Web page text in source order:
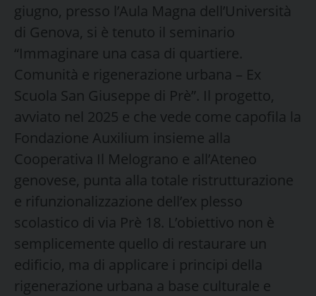
giugno, presso l’Aula Magna dell’Università
di Genova, si è tenuto il seminario
“Immaginare una casa di quartiere.
Comunità e rigenerazione urbana – Ex
Scuola San Giuseppe di Prè”. Il progetto,
avviato nel 2025 e che vede come capofila la
Fondazione Auxilium insieme alla
Cooperativa Il Melograno e all’Ateneo
genovese, punta alla totale ristrutturazione
e rifunzionalizzazione dell’ex plesso
scolastico di via Prè 18. L’obiettivo non è
semplicemente quello di restaurare un
edificio, ma di applicare i principi della
rigenerazione urbana a base culturale e